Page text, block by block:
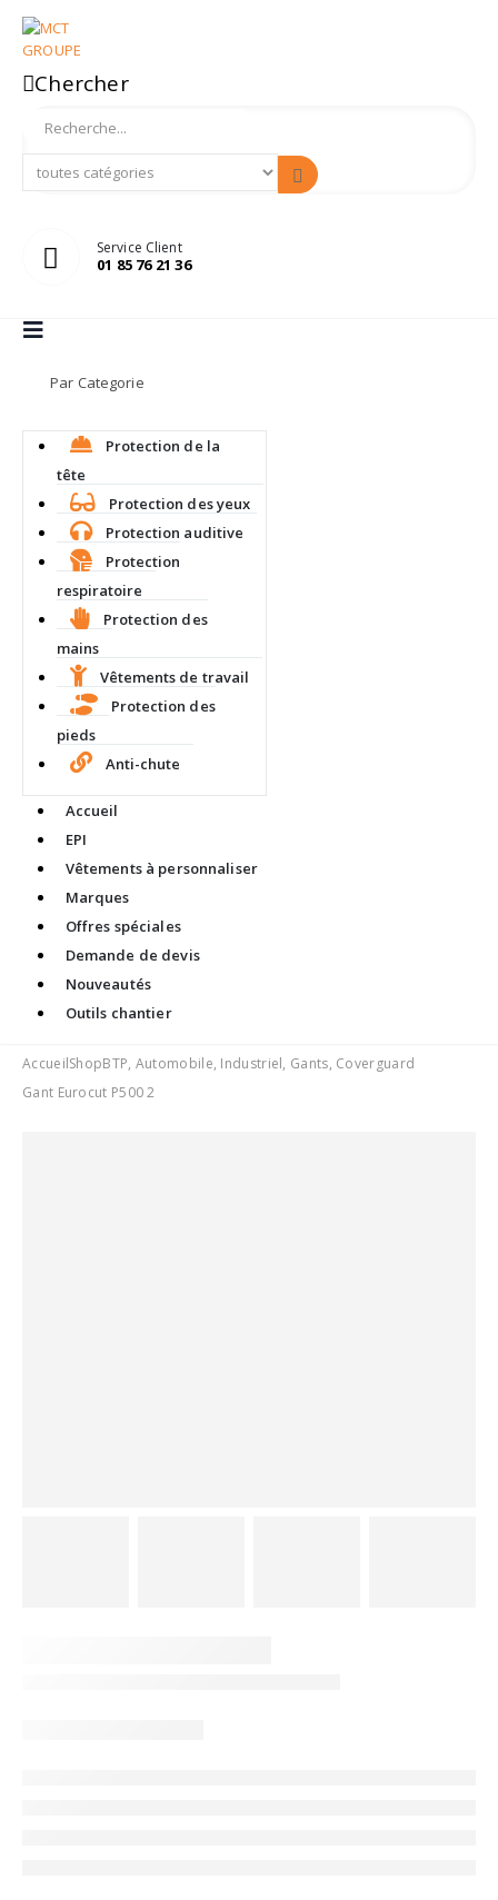
Chercher
Service Client
01 85 76 21 36
Par Categorie
Protection de la
tête
Protection des yeux
Protection auditive
Protection
respiratoire
Protection des
mains
Vêtements de travail
Protection des
pieds
Anti-chute
Accueil
EPI
Vêtements à personnaliser
Marques
Offres spéciales
Demande de devis
Nouveautés
Outils chantier
AccueilShopBTP, Automobile, Industriel, Gants, Coverguard
Gant Eurocut P500 2